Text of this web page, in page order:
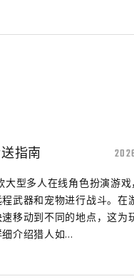
指南
大型多人在线角色扮演游
武器和宠物进行战斗。在
移动到不同的地点，这为
介绍猎人如...